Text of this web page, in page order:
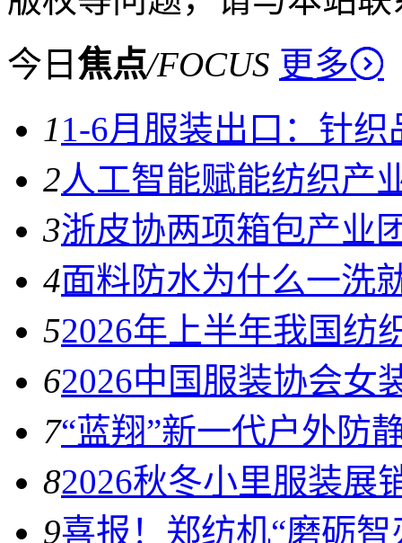
今日 焦点/FOCUS 更多
11-6月服装出口：针
2人工智能赋能纺织产
3浙皮协两项箱包产业
4面料防水为什么一洗
52026年上半年我国纺
62026中国服装协会女
7“蓝翔”新一代户外
82026秋冬小里服装展
9喜报！郑纺机“磨砺